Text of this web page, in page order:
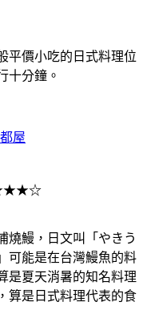
平價小吃的日式料理位
十分鐘。
屋
:★★★☆
燒鰻，日文叫「やきう
可能是在台灣鰻魚的料
是夏天消暑的知名料理
算是日式料理代表的食